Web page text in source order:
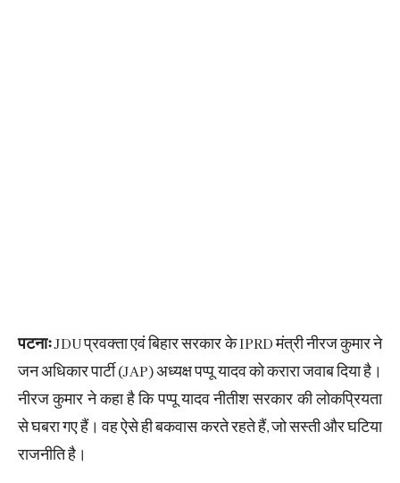
पटनाःJDU प्रवक्ता एवं बिहार सरकार के IPRD मंत्री नीरज कुमार ने
जन अधिकार पार्टी (JAP) अध्यक्ष पप्पू यादव को करारा जवाब दिया है।
नीरज कुमार ने कहा है कि पप्पू यादव नीतीश सरकार की लोकप्रियता
से घबरा गए हैं। वह ऐसे ही बकवास करते रहते हैं, जो सस्ती और घटिया
राजनीति है।